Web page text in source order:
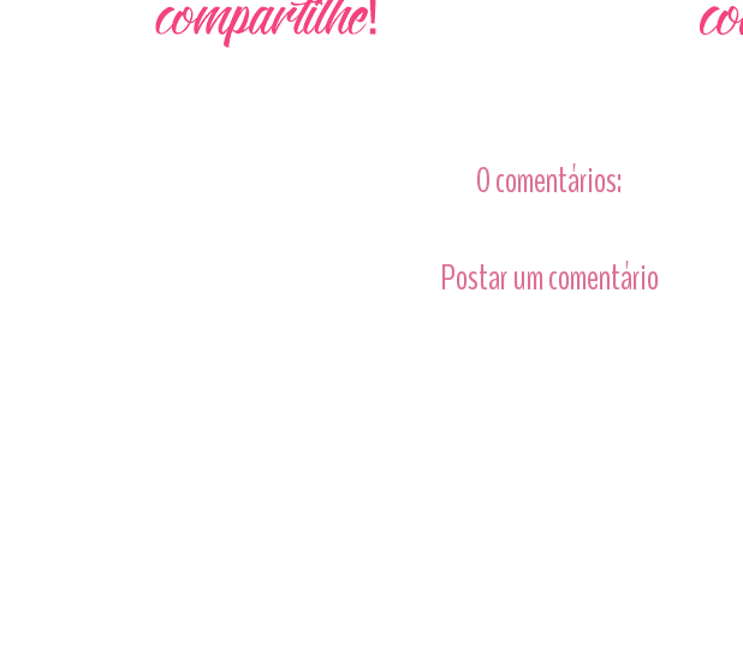
0 comentários:
Postar um comentário